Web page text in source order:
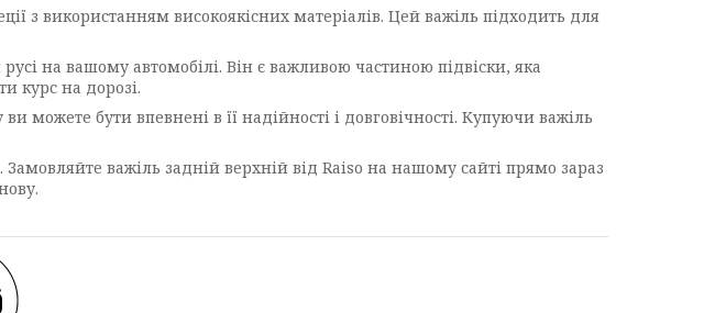
з використанням високоякісних матеріалів. Цей важіль підходить для
на вашому автомобілі. Він є важливою частиною підвіски, яка
курс на дорозі.
можете бути впевнені в її надійності і довговічності. Купуючи важіль
важіль задній верхній від Raiso на нашому сайті прямо зараз